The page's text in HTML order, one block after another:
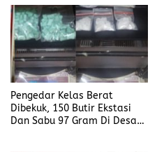
Pengedar Kelas Berat
Dibekuk, 150 Butir Ekstasi
Dan Sabu 97 Gram Di Desa